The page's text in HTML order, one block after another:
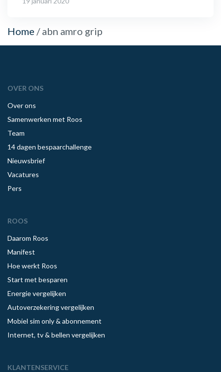
Home /abn amro grip
OVER ONS
Over ons
Samenwerken met Roos
Team
14 dagen bespaarchallenge
Nieuwsbrief
Vacatures
Pers
ROOS
Daarom Roos
Manifest
Hoe werkt Roos
Start met besparen
Energie vergelijken
Autoverzekering vergelijken
Mobiel sim only & abonnement
Internet, tv & bellen vergelijken
KLANTENSERVICE